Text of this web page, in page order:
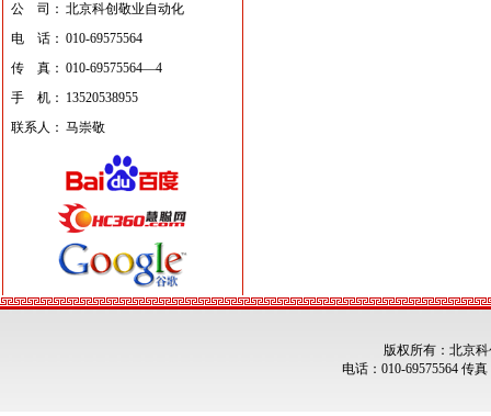
公 司： 北京科创敬业自动化
电 话： 010-69575564
传 真： 010-69575564—4
手 机： 13520538955
联系人： 马崇敬
版权所有：北京
电话：010-69575564 传